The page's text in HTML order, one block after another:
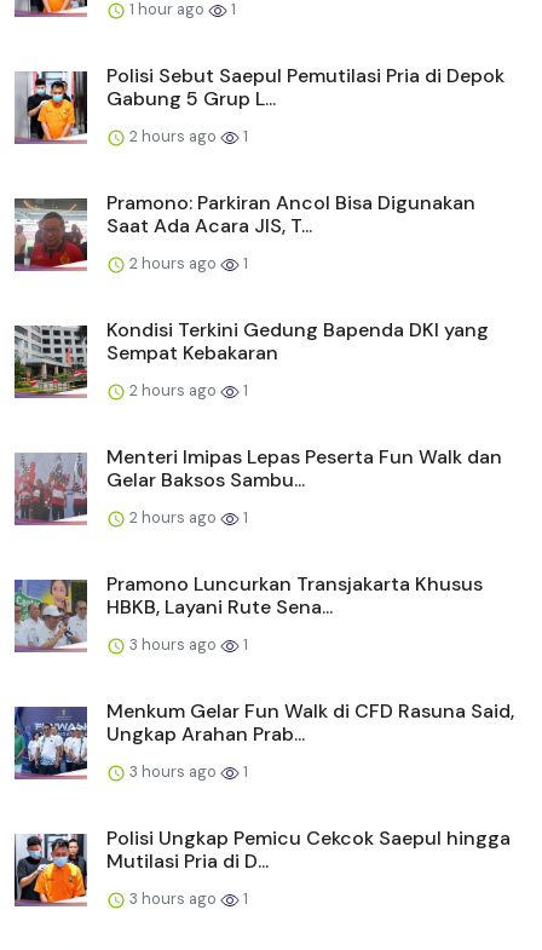
1 hour ago 1
Polisi Sebut Saepul Pemutilasi Pria di Depok
Gabung 5 Grup L...
2 hours ago 1
Pramono: Parkiran Ancol Bisa Digunakan
Saat Ada Acara JIS, T...
2 hours ago 1
Kondisi Terkini Gedung Bapenda DKI yang
Sempat Kebakaran
2 hours ago 1
Menteri Imipas Lepas Peserta Fun Walk dan
Gelar Baksos Sambu...
2 hours ago 1
Pramono Luncurkan Transjakarta Khusus
HBKB, Layani Rute Sena...
3 hours ago 1
Menkum Gelar Fun Walk di CFD Rasuna Said,
Ungkap Arahan Prab...
3 hours ago 1
Polisi Ungkap Pemicu Cekcok Saepul hingga
Mutilasi Pria di D...
3 hours ago 1